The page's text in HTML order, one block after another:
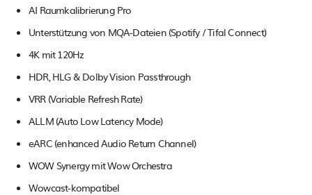
AI Raumkalibrierung Pro
Unterstützung von MQA-Dateien (Spotify / Tifal Connect)
4K mit 120Hz
HDR, HLG & Dolby Vision Passthrough
VRR (Variable Refresh Rate)
ALLM (Auto Low Latency Mode)
eARC (enhanced Audio Return Channel)
WOW Synergy mit Wow Orchestra
Wowcast-kompatibel